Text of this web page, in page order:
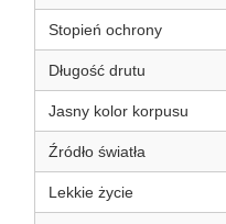
Stopień ochrony
Długość drutu
Jasny kolor korpusu
Źródło światła
Lekkie życie